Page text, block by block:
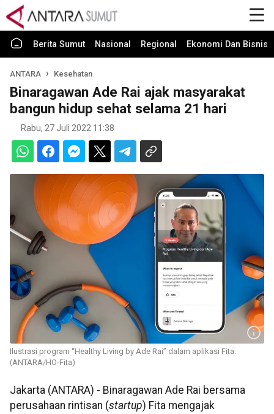
Berita Sumut Nasional Regional Ekonomi Dan Bisnis
ANTARA Kesehatan
Binaragawan Ade Rai ajak masyarakat
bangun hidup sehat selama 21 hari
Rabu, 27 Juli 2022 11:38
Ilustrasi program “Healthy Living by Ade Rai” dalam aplikasi Fita.
(ANTARA/HO-Fita)
Jakarta (ANTARA) - Binaragawan Ade Rai bersama
perusahaan rintisan (startup) Fita mengajak